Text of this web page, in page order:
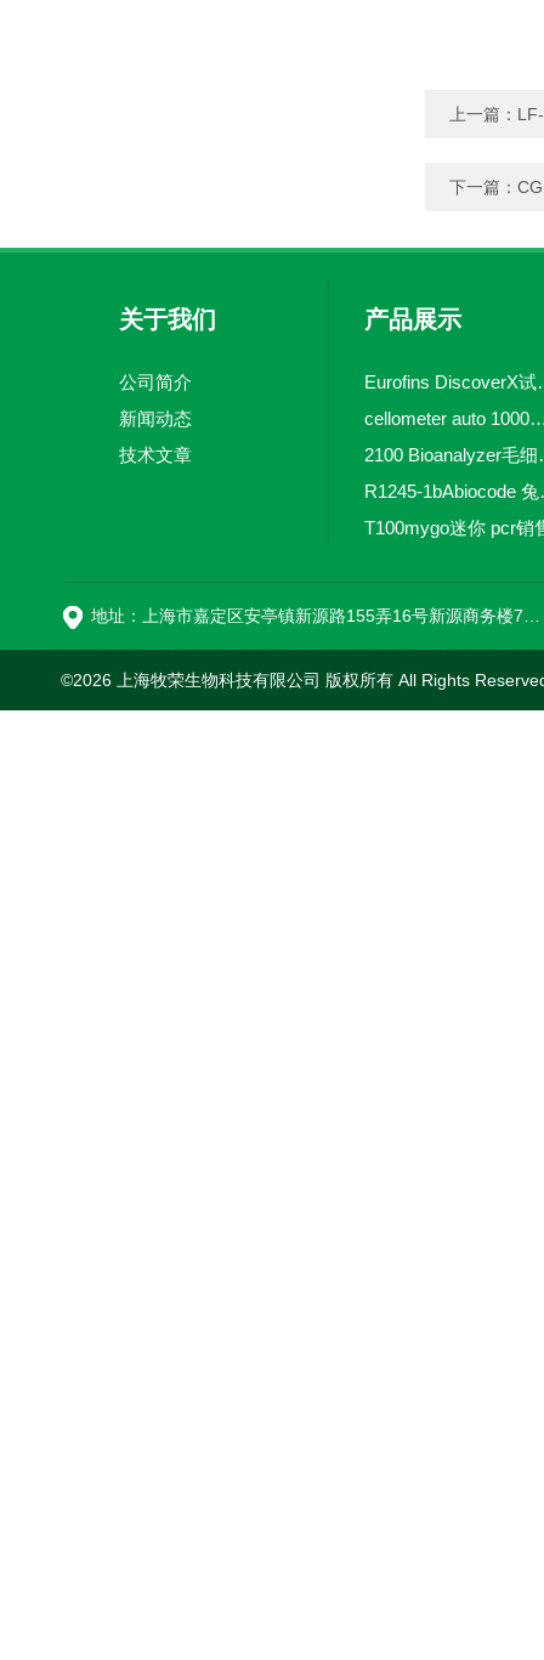
上一篇：
下一篇：
关于我们
公司简介
新闻动态
技术文章
产品展示
cellometer auto 1000全自
2100
T100mygo迷你 pcr销
©2026 上海牧荣生物科技有限公司 版权所有 All Rights